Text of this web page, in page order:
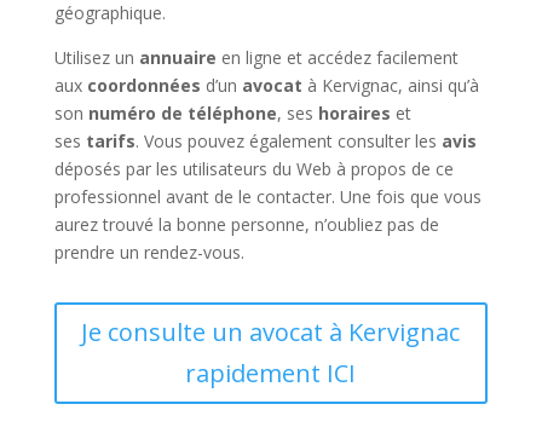
géographique.
Utilisez un annuaire en ligne et accédez facilement
aux coordonnées d’un avocat à Kervignac, ainsi qu’à
son numéro de téléphone, ses horaires et
ses tarifs. Vous pouvez également consulter les avis
déposés par les utilisateurs du Web à propos de ce
professionnel avant de le contacter. Une fois que vous
aurez trouvé la bonne personne, n’oubliez pas de
prendre un rendez-vous.
Je consulte un avocat à Kervignac
rapidement ICI